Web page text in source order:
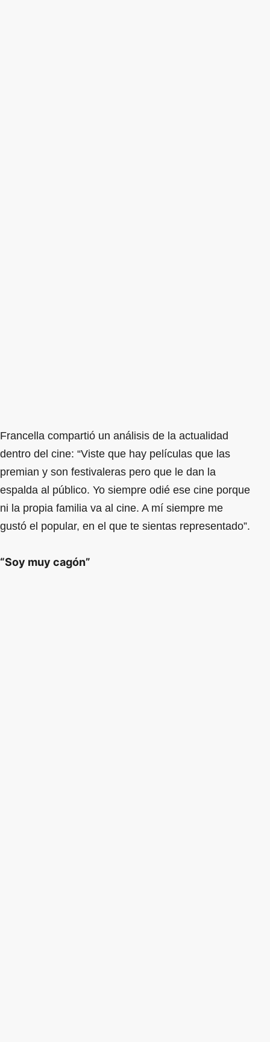
Francella compartió un análisis de la actualidad
dentro del cine: “Viste que hay películas que las
premian y son festivaleras pero que le dan la
espalda al público. Yo siempre odié ese cine porque
ni la propia familia va al cine. A mí siempre me
gustó el popular, en el que te sientas representado”.
“Soy muy cagón”